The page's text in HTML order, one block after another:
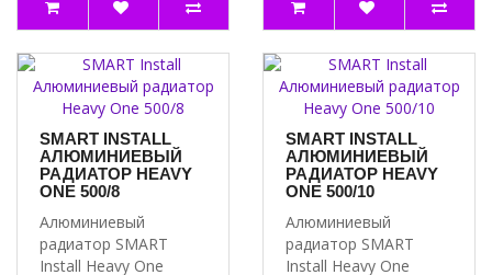
SMART INSTALL
АЛЮМИНИЕВЫЙ
РАДИАТОР HEAVY
ONE 500/8
Алюминиевый
радиатор SMART
Install Heavy One
SMART INSTALL
АЛЮМИНИЕВЫЙ
РАДИАТОР HEAVY
ONE 500/10
Алюминиевый
радиатор SMART
Install Heavy One